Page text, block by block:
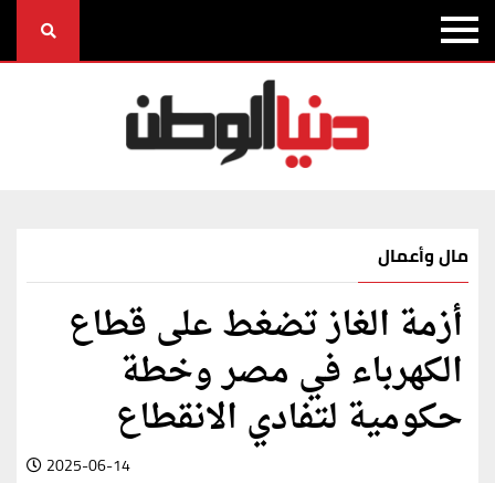
مال وأعمال
أزمة الغاز تضغط على قطاع
الكهرباء في مصر وخطة
حكومية لتفادي الانقطاع
2025-06-14